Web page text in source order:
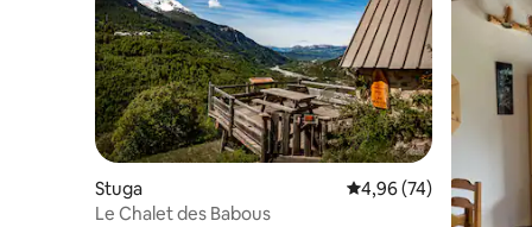
Stuga 4,96 av 5 i
4,96 (74)
Le Chalet des Babous